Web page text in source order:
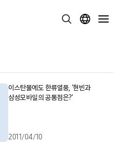
이스탄불에도 한류열풍, ‘현빈과
삼성모바일의 공통점은?’
2011/04/10